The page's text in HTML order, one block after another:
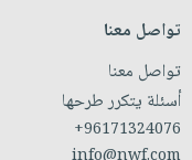
تواصل معنا
تواصل معنا
أسئلة يتكرر طرحها
+96171324076